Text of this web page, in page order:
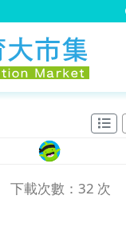
下載次數：32 次